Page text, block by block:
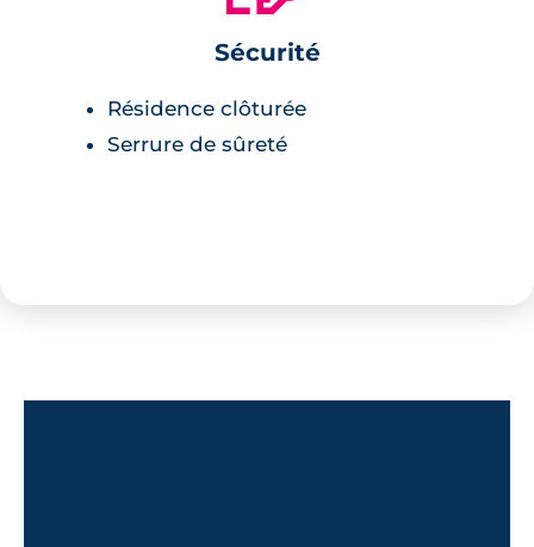
Sécurité
Résidence clôturée
Serrure de sûreté